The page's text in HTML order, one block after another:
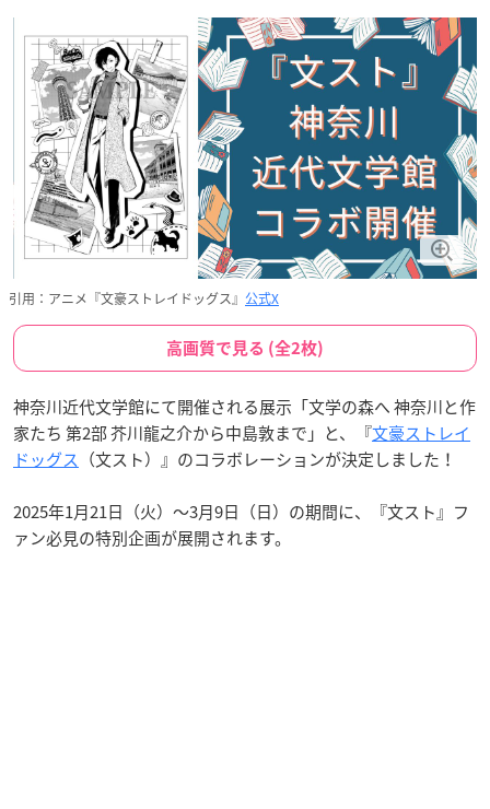
引用：アニメ『文豪ストレイドッグス』 公式X
高画質で見る (全2枚)
神奈川近代文学館にて開催される展示「文学の森へ 神奈川と作
家たち 第2部 芥川龍之介から中島敦まで」と、『文豪ストレイ
ドッグス （文スト）』のコラボレーションが決定しました！
2025年1月21日（火）～3月9日（日）の期間に、『文スト』フ
ァン必見の特別企画が展開されます。